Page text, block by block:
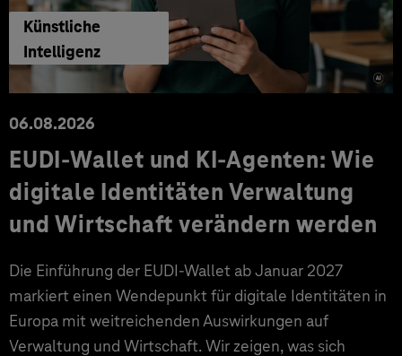
Künstliche
Intelligenz
06.08.2026
EUDI-Wallet und KI-Agenten: Wie
digitale Identitäten Verwaltung
und Wirtschaft verändern werden
Die Einführung der EUDI-Wallet ab Januar 2027
markiert einen Wendepunkt für digitale Identitäten in
Europa mit weitreichenden Auswirkungen auf
Verwaltung und Wirtschaft. Wir zeigen, was sich